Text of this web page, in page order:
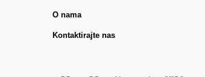
O nama
Kontaktirajte nas